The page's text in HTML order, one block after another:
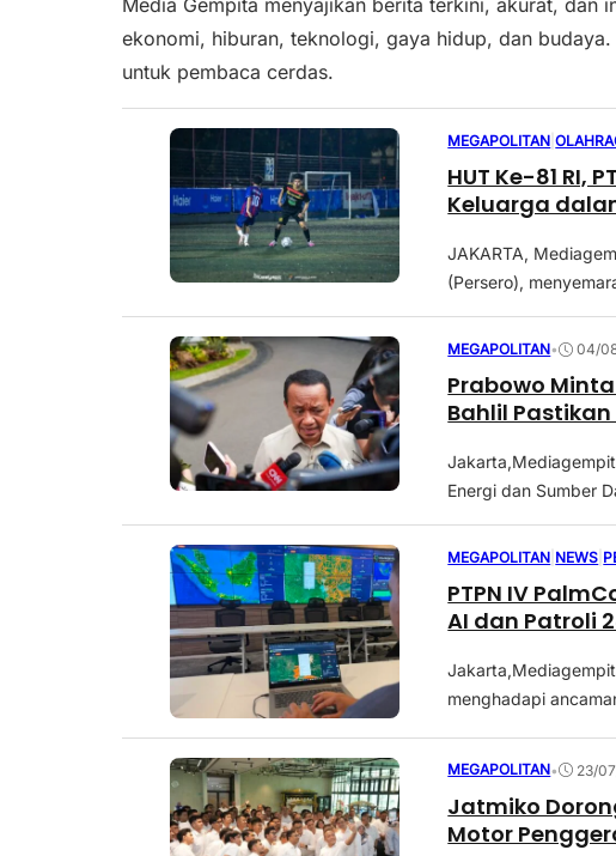
Media Gempita menyajikan berita terkini, akurat,
ekonomi, hiburan, teknologi, gaya hidup, dan
untuk pembaca cerdas.
MEGAPOLITAN |
HUT Ke-81 RI,
Keluarga
JAKARTA,
(Persero),
MEGAPOLITAN• 04/
Prabowo
Bahlil
Energi dan Sumber
MEGAPOLITAN NEWS
PTPN IV
AI dan Patroli
menghadapi
MEGAPOLITAN• 23/
Jatmiko
Motor